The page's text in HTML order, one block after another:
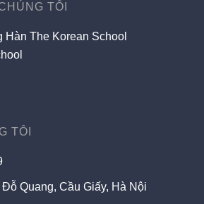
TÔI
Hàn The Korean School
TÔI
Quang, Cầu Giấy, Hà Nội